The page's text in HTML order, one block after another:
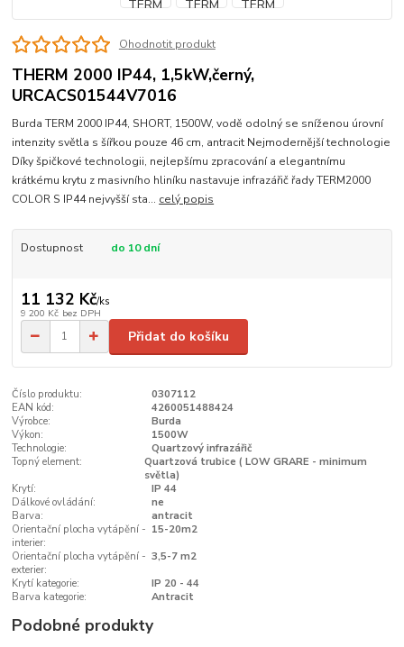
Ohodnotit produkt
THERM 2000 IP44, 1,5kW,černý,
URCACS01544V7016
Burda TERM 2000 IP44, SHORT, 1500W, vodě odolný se sníženou úrovní
intenzity světla s šířkou pouze 46 cm, antracit Nejmodernější technologie
Díky špičkové technologii, nejlepšímu zpracování a elegantnímu
krátkému krytu z masivního hliníku nastavuje infrazářič řady TERM2000
COLOR S IP44 nejvyšší sta... celý popis
Dostupnost do 10 dní
11 132 Kč/ks
9 200 Kč bez DPH
Přidat do košíku
Číslo produktu:
0307112
EAN kód:
4260051488424
Výrobce:
Burda
Výkon:
1500W
Technologie:
Quartzový infrazářič
Topný element:
Quartzová trubice ( LOW GRARE - minimum
světla)
Krytí:
IP 44
Dálkové ovládání:
ne
Barva:
antracit
Orientační plocha vytápění -
interier:
15-20m2
Orientační plocha vytápění -
exterier:
3,5-7 m2
Krytí kategorie:
IP 20 - 44
Barva kategorie:
Antracit
Podobné produkty